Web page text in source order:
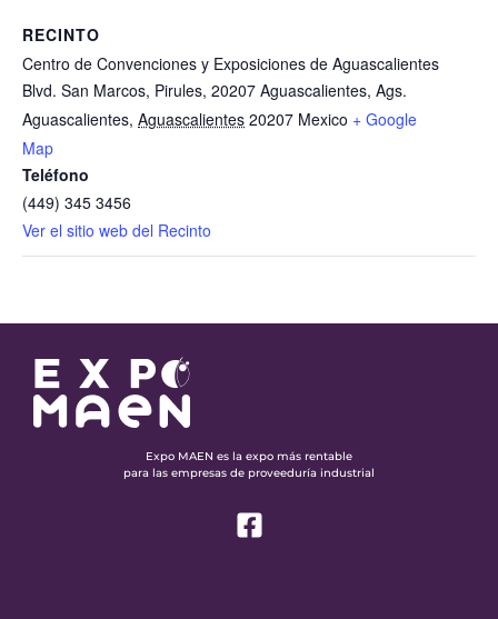
RECINTO
Centro de Convenciones y Exposiciones de Aguascalientes
Blvd. San Marcos, Pirules, 20207 Aguascalientes, Ags.
Aguascalientes, Aguascalientes 20207 Mexico + Google
Map
Teléfono
(449) 345 3456
Ver el sitio web del Recinto
Expo MAEN es la expo más rentable
para las empresas de proveeduría industrial